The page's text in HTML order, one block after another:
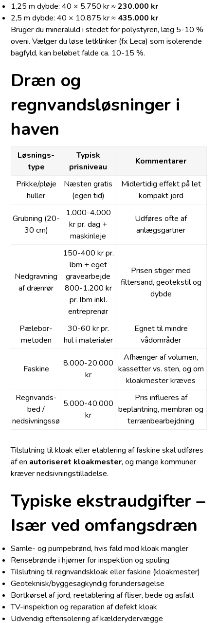
1,25 m dybde: 40 × 5.750 kr ≈230.000 kr
2,5 m dybde: 40 × 10.875 kr ≈ 435.000 kr
Bruger du mineraluld i stedet for polystyren, læg 5-10 %
oveni. Vælger du løse letklinker (fx Leca) som isolerende
bagfyld, kan beløbet falde ca. 10-15 %.
Dræn og
regnvandsløsninger i
haven
Løsnings­
type
Typisk
prisniveau
Kommentarer
Prikke/pløje
huller
Næsten gratis
(egen tid)
Mid­ler­ti­dig effekt på let
kompakt jord
Grubning (20-
30 cm)
1.000-4.000
kr pr. dag +
maskinleje
Udføres ofte af
anlægsgartner
Nedgravning
af drænrør
150-400 kr pr.
lbm + eget
grave­arbejde
800-1.200 kr
pr. lbm inkl.
entreprenør
Prisen stiger med
filtersand, geotekstil og
dybde
Pælebor-
metoden
30-60 kr pr.
hul i materialer
Egnet til mindre
vådområder
Faskine
8.000-20.000
kr
Afhænger af volumen,
kassetter vs. sten, og om
kloakmester kræves
Regnvands­
bed /
nedsivningssø
5.000-40.000
kr
Pris influeres af
beplantning, membran og
terræn­bearbejdning
Tilslutning til kloak eller etablering af faskine skal udføres
af en autoriseret kloakmester, og mange kommuner
kræver nedsivnings­tilladelse.
Typiske ekstraudgifter –
Især ved omfangsdræn
Samle- og pumpebrønd, hvis fald mod kloak mangler
Rensebrønde i hjørner for inspektion og spuling
Tilslutning til regnvandskloak eller faskine (kloakmester)
Geoteknisk/byggesagkyndig forundersøgelse
Bortkørsel af jord, reetablering af fliser, bede og asfalt
TV-inspektion og reparation af defekt kloak
Udvendig efterisolering af kælderydervægge